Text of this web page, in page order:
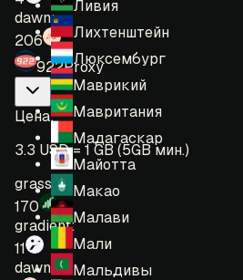
Ливия
Лихтенштейн
Люксембург
Маврикий
Мавритания
Мадагаскар
Майотта
Макао
Малави
Мали
Мальдивы
dawn:
206
922Proxy
Цена:
3.3 USD = 1 GB (5GB мин.)
grass:
170
gradient:
11
dawn: